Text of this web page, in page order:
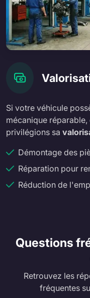
Si votre véhicule
mécanique
privilégions sa
Démontage des
Réparation pour
Réduction de
Questions
Retrouvez les
fréquentes